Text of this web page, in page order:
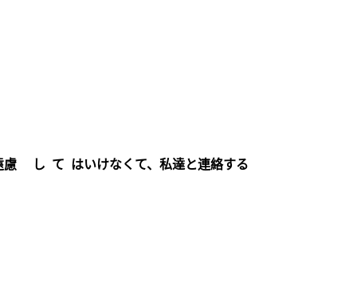
慮 し て はいけなくて、私達と連絡する